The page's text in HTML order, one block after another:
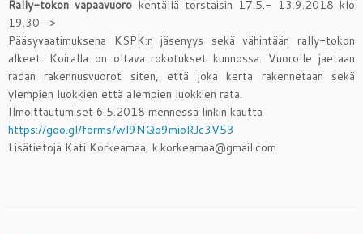
Rally-tokon vapaavuoro kentällä torstaisin 17.5.- 13.9.2018 klo
19.30 ->
Pääsyvaatimuksena KSPK:n jäsenyys sekä vähintään rally-tokon
alkeet. Koiralla on oltava rokotukset kunnossa. Vuorolle jaetaan
radan rakennusvuorot siten, että joka kerta rakennetaan sekä
ylempien luokkien että alempien luokkien rata.
Ilmoittautumiset 6.5.2018 mennessä linkin kautta
https://goo.gl/forms/wl9NQo9mioRJc3V53
Lisätietoja Kati Korkeamaa, k.korkeamaa@gmail.com